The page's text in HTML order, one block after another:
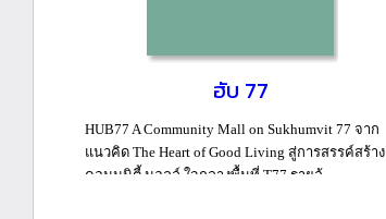
ฮับ 77
HUB77 A Community Mall on Sukhumvit 77 จาก
แนวคิด The Heart of Good Living สู่การสรรค์สร้าง
คอมมูนิตี้ มอลล์ ใจกลางพื้นที่ T77 รายล้...